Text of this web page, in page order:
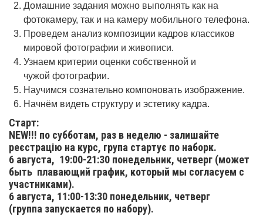
Домашние задания можно выполнять как на
фотокамеру, так и на камеру мобильного телефона.
Проведем анализ композиции кадров классиков
мировой фотографии и живописи.
Узнаем критерии оценки собственной и
чужой фотографии.
Научимся сознательно компоновать изображение.
Начнём видеть структуру и эстетику кадра.
Старт:
NEW!!! по субботам, раз в неделю - залишайте
реєстрацію на курс, група стартує по наборк.
6 августа, 19:00-21:30 понедельник, четверг (может
быть плавающий график, который мы согласуем с
участниками).
6 августа, 11:00-13:30 понедельник, четверг
(группа запускается по набору).